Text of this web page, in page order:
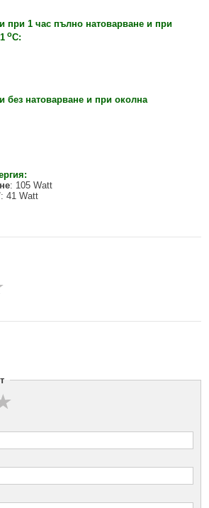
при 1 час пълно натоварване и при
oC:
без натоварване и при околна
: 105 Watt
: 41 Watt